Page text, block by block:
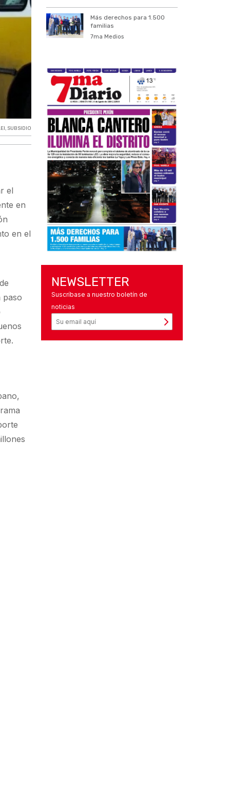
, SUBSIDIO
el
en
en el
paso
Más derechos para 1.500
familias
7ma Medios
NEWSLETTER
Suscríbase a nuestro boletín de
noticias